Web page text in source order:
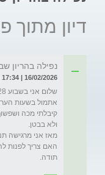
דיון מתוך
נפילה בהריון
16/02/2026 | 17:34 | מאת: יעל
אתמול בשעות
תודה.